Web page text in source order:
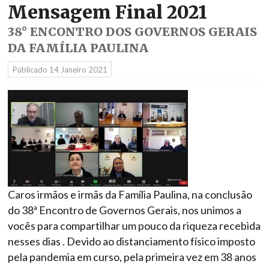
Mensagem Final 2021
38° ENCONTRO DOS GOVERNOS GERAIS
DA FAMÍLIA PAULINA
Públicado 14 Janeiro 2021
Caros irmãos e irmãs da Família Paulina, na conclusão
do 38ª Encontro de Governos Gerais, nos unimos a
vocês para compartilhar um pouco da riqueza recebida
nesses dias . Devido ao distanciamento físico imposto
pela pandemia em curso, pela primeira vez em 38 anos